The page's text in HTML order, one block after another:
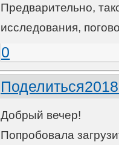
Предварительно,
исследования,
0
Поделиться
Добрый вечер!
Попробовала